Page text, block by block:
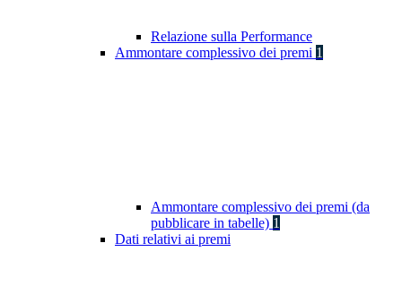
Relazione sulla Performance
Ammontare complessivo dei premi 1
Ammontare complessivo dei premi (da
pubblicare in tabelle) 1
Dati relativi ai premi